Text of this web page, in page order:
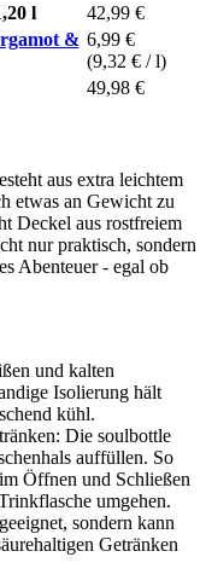
l
42,99 €
& 6,99 €
(9,32 € / l)
49,98 €
aus extra leichtem
etwas an Gewicht zu
Deckel aus rostfreiem
nur praktisch, sondern
Abenteuer - egal ob
und kalten
Isolierung hält
kühl.
Die soulbottle
auffüllen. So
Öffnen und Schließen
umgehen.
sondern kann
Getränken